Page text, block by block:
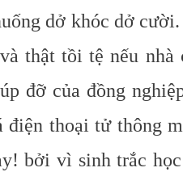
dở khóc dở
thật tồi tệ nếu nhà
đỡ của đồng
điện thoại tử thông
bởi vì sinh trắc